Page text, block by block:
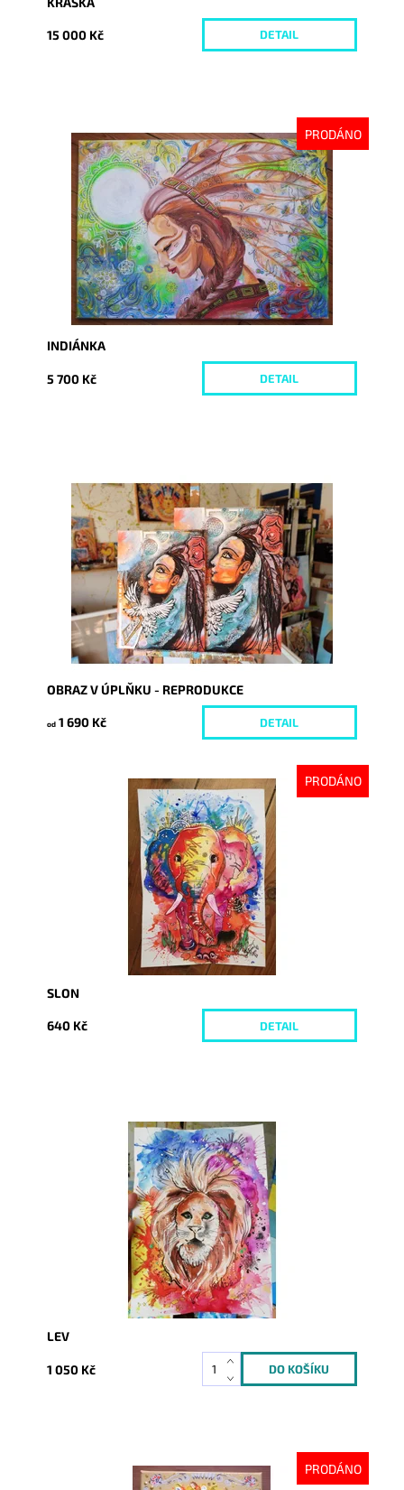
15 000 Kč DETAIL
PRODÁNO
Dostupnost:
Vyprodáno
1379
INDIÁNKA
5 700 Kč DETAIL
Dostupnost:
Skladem
Kód:
7237/30
OBRAZ V ÚPLŇKU - REPRODUKCE
od 1 690 Kč DETAIL
PRODÁNO
Vyprodáno
2006
SLON
640 Kč DETAIL
Skladem
2054
LEV
1 050 Kč
PRODÁNO